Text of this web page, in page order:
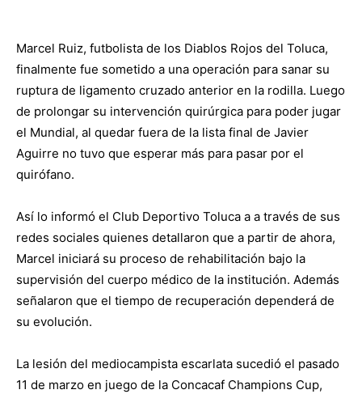
Marcel Ruiz, futbolista de los Diablos Rojos del Toluca,
finalmente fue sometido a una operación para sanar su
ruptura de ligamento cruzado anterior en la rodilla. Luego
de prolongar su intervención quirúrgica para poder jugar
el Mundial, al quedar fuera de la lista final de Javier
Aguirre no tuvo que esperar más para pasar por el
quirófano.
Así lo informó el Club Deportivo Toluca a a través de sus
redes sociales quienes detallaron que a partir de ahora,
Marcel iniciará su proceso de rehabilitación bajo la
supervisión del cuerpo médico de la institución. Además
señalaron que el tiempo de recuperación dependerá de
su evolución.
La lesión del mediocampista escarlata sucedió el pasado
11 de marzo en juego de la Concacaf Champions Cup,